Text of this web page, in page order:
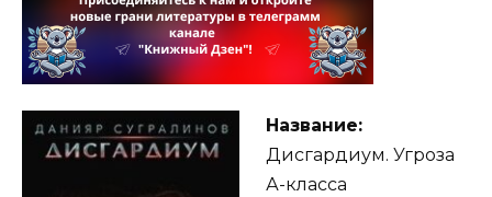
Название:
Дисгардиум. Угроза
А-класса